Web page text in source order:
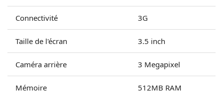
Connectivité 3G
Taille de l'écran 3.5 inch
Caméra arrière 3 Megapixel
Mémoire 512MB RAM